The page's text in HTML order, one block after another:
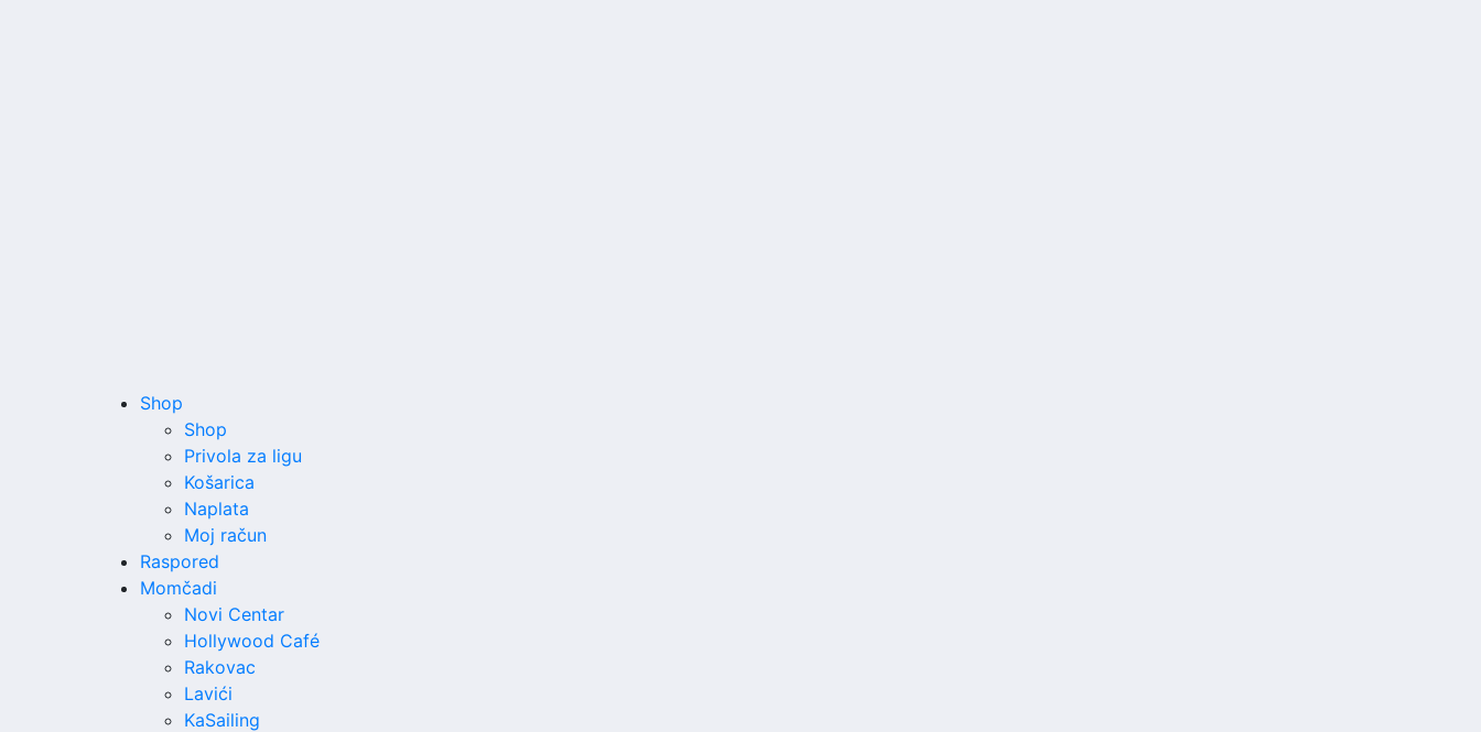
Shop
Shop
Privola za ligu
Košarica
Naplata
Moj račun
Raspored
Momčadi
Novi Centar
Hollywood Café
Rakovac
Lavići
KaSailing